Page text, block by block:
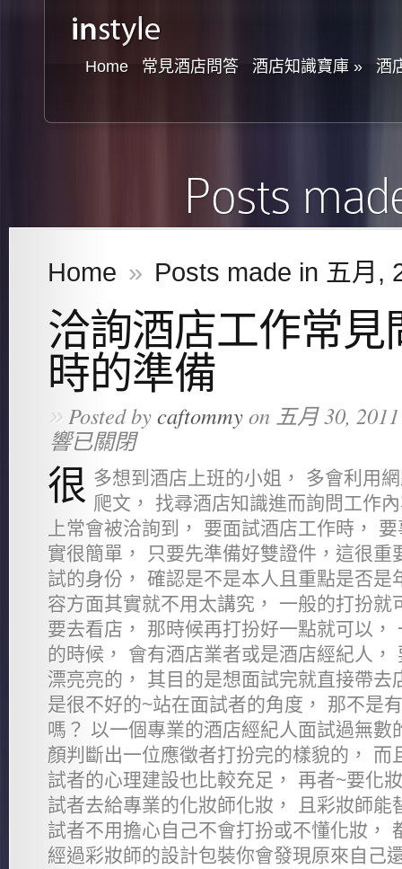
Home 常見酒店問答 酒店知識寶庫 » 酒
Posts
Home » Posts made in 五月,
洽詢酒店工作常見
時的準備
»Posted bycaftommyon 五月 30,
響已關閉
很 多想到酒店上班的小姐， 多會利用
爬文， 找尋酒店知識進而詢問工作
上常會被洽詢到， 要面試酒店工作時，
實很簡單， 只要先準備好雙證件，這很重
試的身份， 確認是不是本人且重點是否是
容方面其實就不用太講究， 一般的打扮就
要去看店， 那時候再打扮好一點就可以，
的時候， 會有酒店業者或是酒店經紀人，
漂亮亮的， 其目的是想面試完就直接帶去
是很不好的~站在面試者的角度， 那不是
嗎？ 以一個專業的酒店經紀人面試過無數
顏判斷出一位應徵者打扮完的樣貌的， 而
試者的心理建設也比較充足， 再者~要化
試者去給專業的化妝師化妝， 且彩妝師能
試者不用擔心自己不會打扮或不懂化妝，
經過彩妝師的設計包裝你會發現原來自己